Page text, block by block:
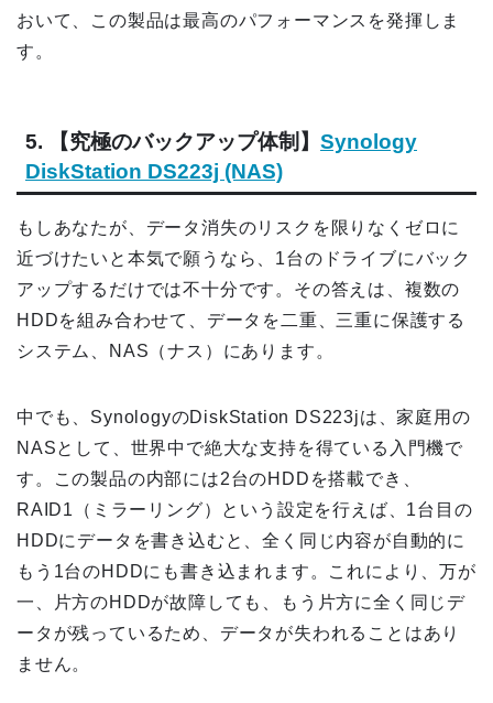
おいて、この製品は最高のパフォーマンスを発揮しま
す。
5. 【究極のバックアップ体制】 Synology
DiskStation DS223j (NAS)
もしあなたが、データ消失のリスクを限りなくゼロに
近づけたいと本気で願うなら、1台のドライブにバック
アップするだけでは不十分です。その答えは、複数の
HDDを組み合わせて、データを二重、三重に保護する
システム、NAS（ナス）にあります。
中でも、SynologyのDiskStation DS223jは、家庭用の
NASとして、世界中で絶大な支持を得ている入門機で
す。この製品の内部には2台のHDDを搭載でき、
RAID1（ミラーリング）という設定を行えば、1台目の
HDDにデータを書き込むと、全く同じ内容が自動的に
もう1台のHDDにも書き込まれます。これにより、万が
一、片方のHDDが故障しても、もう片方に全く同じデ
ータが残っているため、データが失われることはあり
ません。